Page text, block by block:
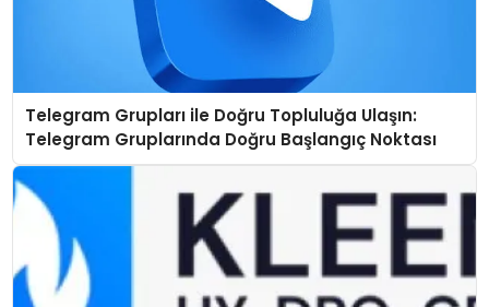
Telegram Grupları ile Doğru Topluluğa Ulaşın:
Telegram Gruplarında Doğru Başlangıç Noktası